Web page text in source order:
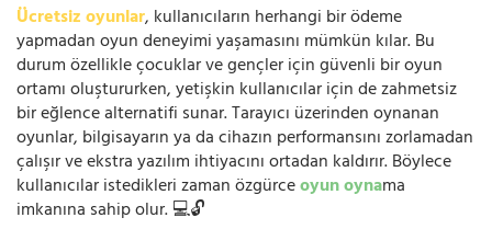
Ücretsiz oyunlar, kullanıcıların herhangi bir ödeme
yapmadan oyun deneyimi yaşamasını mümkün kılar. Bu
durum özellikle çocuklar ve gençler için güvenli bir oyun
ortamı oluştururken, yetişkin kullanıcılar için de zahmetsiz
bir eğlence alternatifi sunar. Tarayıcı üzerinden oynanan
oyunlar, bilgisayarın ya da cihazın performansını zorlamadan
çalışır ve ekstra yazılım ihtiyacını ortadan kaldırır. Böylece
kullanıcılar istedikleri zaman özgürceoyun oynama
imkanına sahip olur. 💻🔓